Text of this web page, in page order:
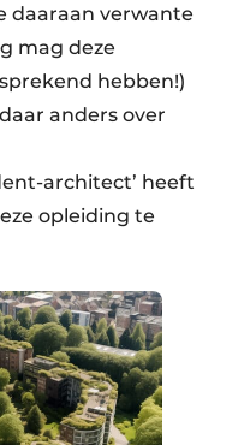
daaraan verwante
mag deze
hebben!)
anders over
architect’ heeft
opleiding te